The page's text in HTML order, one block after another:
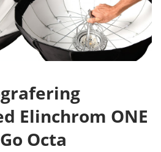
Elinchrom ONE
Octa